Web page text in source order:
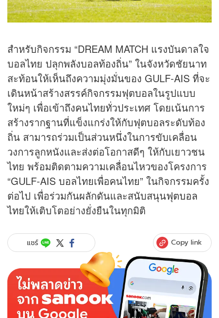
สำหรับกิจกรรม “DREAM MATCH แรงบันดาลใจ
บอลไทย ปลุกพลังบอลท้องถิ่น” ในจังหวัดชัยนาท
สะท้อนให้เห็นถึงความมุ่งมั่นของ GULF-AIS ที่จะ
เดินหน้าสร้างสรรค์กิจกรรมฟุตบอลในรูปแบบ
ใหม่ๆ เพื่อเข้าถึงคนไทยทั่วประเทศ โดยเน้นการ
สร้างรากฐานที่แข็งแกร่งให้กับฟุตบอลระดับท้อง
ถิ่น สามารถร่วมเป็นส่วนหนึ่งในการขับเคลื่อน
วงการลูกหนังและส่งต่อโอกาสดีๆ ให้กับเยาวชน
ไทย พร้อมติดตามความเคลื่อนไหวของโครงการ
“GULF-AIS บอลไทยเพื่อคนไทย” ในกิจกรรมครั้ง
ต่อไป เพื่อร่วมกันผลักดันและสนับสนุนฟุตบอล
ไทยให้เติบโตอย่างยั่งยืนในทุกมิติ
แชร์ Copy link